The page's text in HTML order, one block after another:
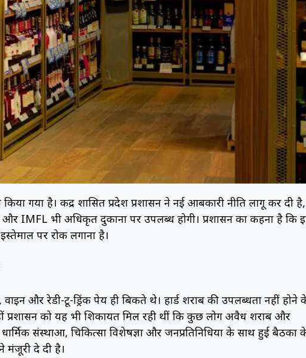
गया है। केंद्र शासित प्रदेश प्रशासन ने नई आबकारी नीति लागू कर दी है,
IMFL भी अधिकृत दुकानों पर उपलब्ध होगी। प्रशासन का कहना है कि
पर रोक लगाना है।
और रेडी-टू-ड्रिंक पेय ही बिकते थे। हार्ड शराब की उपलब्धता नहीं होने
को यह भी शिकायतें मिल रही थीं कि कुछ लोग अवैध शराब और
संस्थाओं, चिकित्सा विशेषज्ञों और जनप्रतिनिधियों के साथ हुई बैठकों
मंजूरी दे दी है।